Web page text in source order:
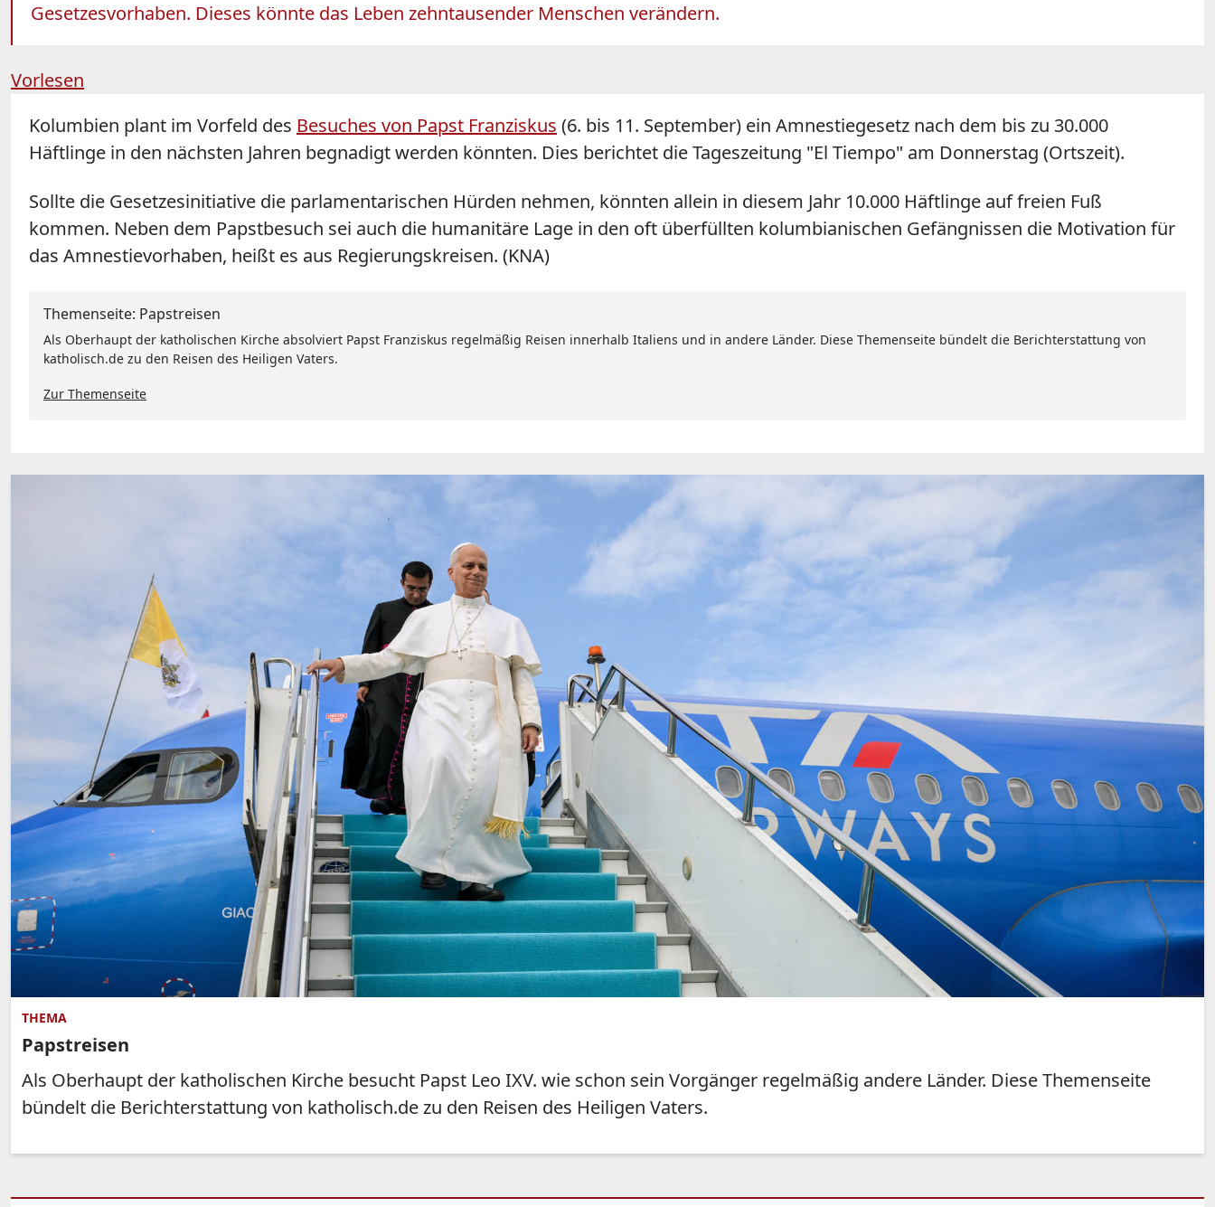
Gesetzesvorhaben. Dieses könnte das Leben zehntausender Menschen verändern.
Vorlesen
Kolumbien plant im Vorfeld des Besuches von Papst Franziskus (6. bis 11. September) ein Amnestiegesetz nach dem bis zu 30.000
Häftlinge in den nächsten Jahren begnadigt werden könnten. Dies berichtet die Tageszeitung "El Tiempo" am Donnerstag (Ortszeit).
Sollte die Gesetzesinitiative die parlamentarischen Hürden nehmen, könnten allein in diesem Jahr 10.000 Häftlinge auf freien Fuß
kommen. Neben dem Papstbesuch sei auch die humanitäre Lage in den oft überfüllten kolumbianischen Gefängnissen die Motivation für
das Amnestievorhaben, heißt es aus Regierungskreisen. (KNA)
Themenseite: Papstreisen
Als Oberhaupt der katholischen Kirche absolviert Papst Franziskus regelmäßig Reisen innerhalb Italiens und in andere Länder. Diese Themenseite bündelt die Berichterstattung von
katholisch.de zu den Reisen des Heiligen Vaters.
Zur Themenseite
THEMA
Papstreisen
Als Oberhaupt der katholischen Kirche besucht Papst Leo IXV. wie schon sein Vorgänger regelmäßig andere Länder. Diese Themenseite
bündelt die Berichterstattung von katholisch.de zu den Reisen des Heiligen Vaters.